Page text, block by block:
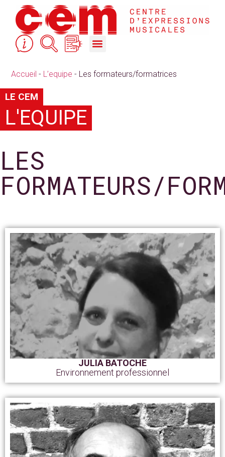
Accueil - L’equipe - Les formateurs/formatrices
LE CEM
L'EQUIPE
LES
FORMATEURS/
JULIA BATOCHE
Environnement professionnel